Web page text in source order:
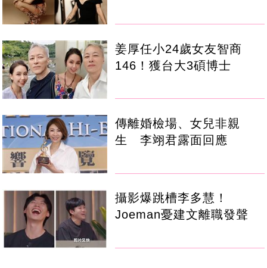
姜厚任小24歲女友智商
146！獲台大3碩博士
傳離婚檢場、女兒非親
生 李翊君露面回應
攝影爆跳槽李多慧！
Joeman憂建文離職發聲